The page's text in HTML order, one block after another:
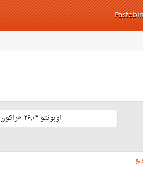
اوبونتو ۲۶٫۰۴ «راکون ثابت‌قدم» با پشتیبانی بلند مدّت منتشر شد 🎊